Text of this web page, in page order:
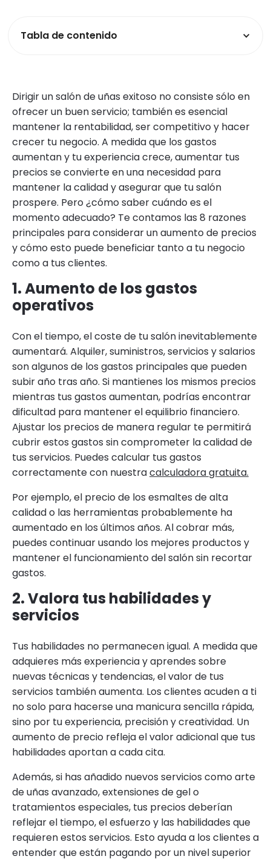
Tabla de contenido
Dirigir un salón de uñas exitoso no consiste sólo en
ofrecer un buen servicio; también es esencial
mantener la rentabilidad, ser competitivo y hacer
crecer tu negocio. A medida que los gastos
aumentan y tu experiencia crece, aumentar tus
precios se convierte en una necesidad para
mantener la calidad y asegurar que tu salón
prospere. Pero ¿cómo saber cuándo es el
momento adecuado? Te contamos las 8 razones
principales para considerar un aumento de precios
y cómo esto puede beneficiar tanto a tu negocio
como a tus clientes.
1. Aumento de los gastos
operativos
Con el tiempo, el coste de tu salón inevitablemente
aumentará. Alquiler, suministros, servicios y salarios
son algunos de los gastos principales que pueden
subir año tras año. Si mantienes los mismos precios
mientras tus gastos aumentan, podrías encontrar
dificultad para mantener el equilibrio financiero.
Ajustar los precios de manera regular te permitirá
cubrir estos gastos sin comprometer la calidad de
tus servicios. Puedes calcular tus gastos
correctamente con nuestracalculadora gratuita.
Por ejemplo, el precio de los esmaltes de alta
calidad o las herramientas probablemente ha
aumentado en los últimos años. Al cobrar más,
puedes continuar usando los mejores productos y
mantener el funcionamiento del salón sin recortar
gastos.
2. Valora tus habilidades y
servicios
Tus habilidades no permanecen igual. A medida que
adquieres más experiencia y aprendes sobre
nuevas técnicas y tendencias, el valor de tus
servicios también aumenta. Los clientes acuden a ti
no solo para hacerse una manicura sencilla rápida,
sino por tu experiencia, precisión y creatividad. Un
aumento de precio refleja el valor adicional que tus
habilidades aportan a cada cita.
Además, si has añadido nuevos servicios como arte
de uñas avanzado, extensiones de gel o
tratamientos especiales, tus precios deberían
reflejar el tiempo, el esfuerzo y las habilidades que
requieren estos servicios. Esto ayuda a los clientes a
entender que están pagando por un nivel superior